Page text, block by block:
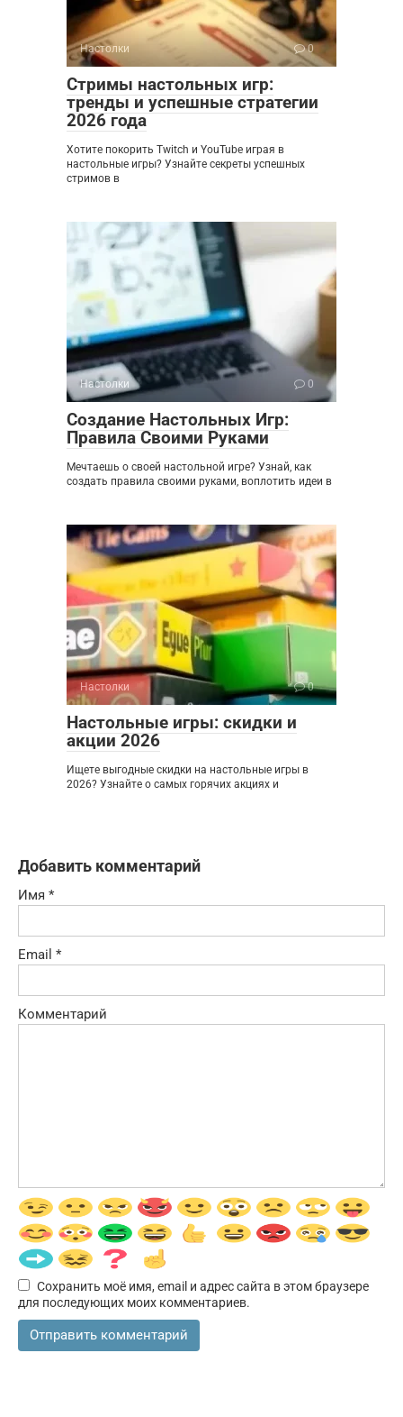
Настолки 0
Стримы настольных игр:
тренды и успешные стратегии
2026 года
Хотите покорить Twitch и YouTube играя в
настольные игры? Узнайте секреты успешных
стримов в
Настолки 0
Создание Настольных Игр:
Правила Своими Руками
Мечтаешь о своей настольной игре? Узнай, как
создать правила своими руками, воплотить идеи в
Настолки 0
Настольные игры: скидки и
акции 2026
Ищете выгодные скидки на настольные игры в
2026? Узнайте о самых горячих акциях и
Добавить комментарий
Имя *
Email *
Комментарий
Сохранить моё имя, email и адрес сайта в этом браузере
для последующих моих комментариев.